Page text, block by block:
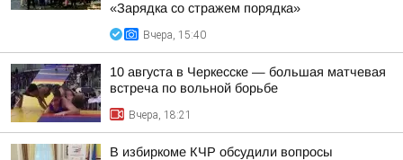
«Зарядка со стражем порядка»
Вчера, 15:40
10 августа в Черкесске — большая матчевая
встреча по вольной борьбе
Вчера, 18:21
В избиркоме КЧР обсудили вопросы